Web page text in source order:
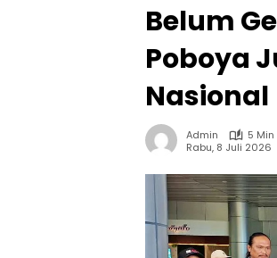
Belum
Poboya
Nasional
Admin
5
Rabu, 8 Juli 2026